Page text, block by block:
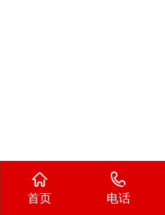
首页 电话